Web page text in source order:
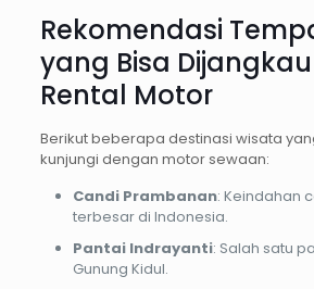
Rekomendasi
yang Bisa
Rental Motor
Berikut beberapa destinasi wisata
kunjungi dengan motor sewaan:
Candi Prambanan: Keindahan
terbesar di Indonesia.
Pantai Indrayanti: Salah satu
Gunung Kidul.